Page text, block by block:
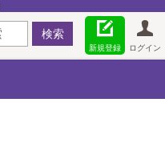
ログイン
新規登録